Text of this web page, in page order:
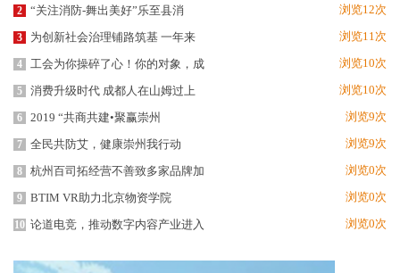
2 “关注消防-舞出美好”乐至县消 浏览12次
3 为创新社会治理铺路筑基 一年来 浏览11次
4 工会为你操碎了心！你的对象，成 浏览10次
5 消费升级时代 成都人在山姆过上 浏览10次
6 2019 “共商共建•聚赢崇州 浏览9次
7 全民共防艾，健康崇州我行动 浏览9次
8 杭州百司拓经营不善致多家品牌加 浏览0次
9 BTIM VR助力北京物资学院 浏览0次
10 论道电竞，推动数字内容产业进入 浏览0次